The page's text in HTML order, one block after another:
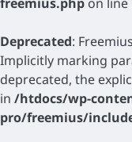
Deprecated:
Implicitly marking
deprecated, the
in /htdocs/wp-
pro/freemius/